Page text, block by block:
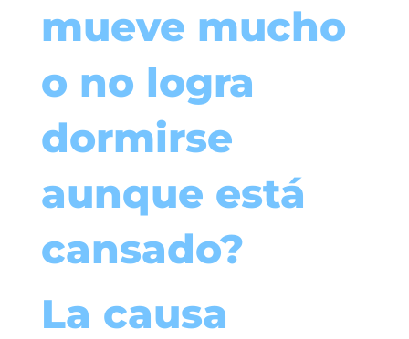
mueve mucho
o no logra
dormirse
aunque está
cansado?
La causa